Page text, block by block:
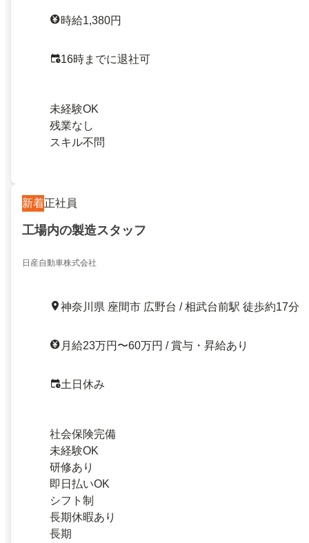
時給1,380円
16時までに退社可
未経験OK
残業なし
スキル不問
新着正社員
工場内の製造スタッフ
日産自動車株式会社
神奈川県 座間市 広野台 / 相武台前駅 徒歩約17分
月給23万円〜60万円 / 賞与・昇給あり
土日休み
社会保険完備
未経験OK
研修あり
即日払いOK
シフト制
長期休暇あり
長期